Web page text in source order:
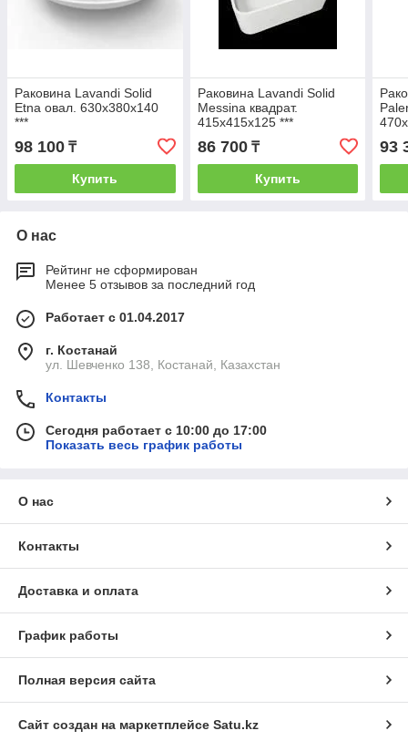
Раковина Lavandi Solid
Etna овал. 630х380х140
***
98 100 ₸
Купить
Раковина Lavandi Solid
Messina квадрат.
415х415х125 ***
86 700₸
Купить
93
О нас
Рейтинг не сформирован
Менее 5 отзывов за последний год
Работает с 01.04.2017
г. Костанай
ул. Шевченко 138, Костанай, Казахстан
Контакты
Сегодня работает с 10:00 до 17:00
Показать весь график работы
О нас
Контакты
Доставка и оплата
График работы
Полная версия сайта
Сайт создан на маркетплейсе Satu.kz